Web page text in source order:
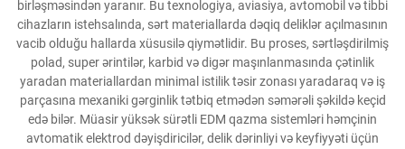
birləşməsindən yaranır. Bu texnologiya, aviasiya, avtomobil və tibbi
cihazların istehsalında, sərt materiallarda dəqiq deliklər açılmasının
vacib olduğu hallarda xüsusilə qiymətlidir. Bu proses, sərtləşdirilmiş
polad, super ərintilər, karbid və digər maşınlanmasında çətinlik
yaradan materiallardan minimal istilik təsir zonası yaradaraq və iş
parçasına mexaniki gərginlik tətbiq etmədən səmərəli şəkildə keçid
edə bilər. Müasir yüksək sürətli EDM qazma sistemləri həmçinin
avtomatik elektrod dəyişdiricilər, delik dərinliyi və keyfiyyəti üçün